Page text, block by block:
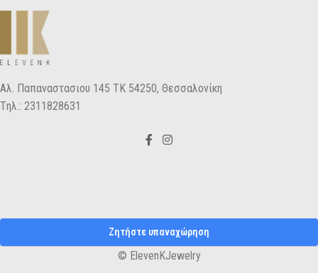
Αλ. Παπαναστασιου 145 ΤΚ 54250, Θεσσαλονίκη
Tηλ.: 2311828631
Ζητήστε υπαναχώρηση
© ElevenKJewelry